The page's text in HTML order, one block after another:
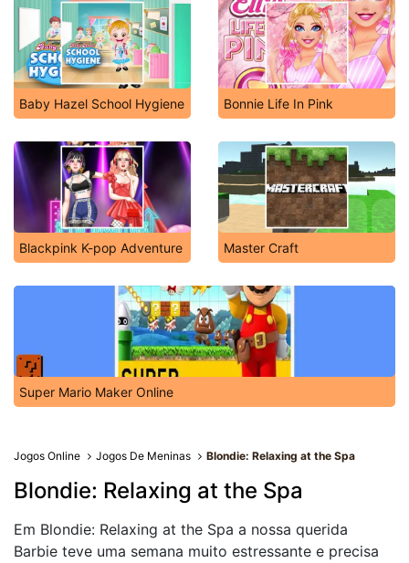
Baby Hazel School Hygiene Bonnie Life In Pink
Blackpink K-pop Adventure Master Craft
Super Mario Maker Online
Jogos Online Jogos De Meninas Blondie: Relaxing at the Spa
Blondie: Relaxing at the Spa
Em Blondie: Relaxing at the Spa a nossa querida
Barbie teve uma semana muito estressante e precisa